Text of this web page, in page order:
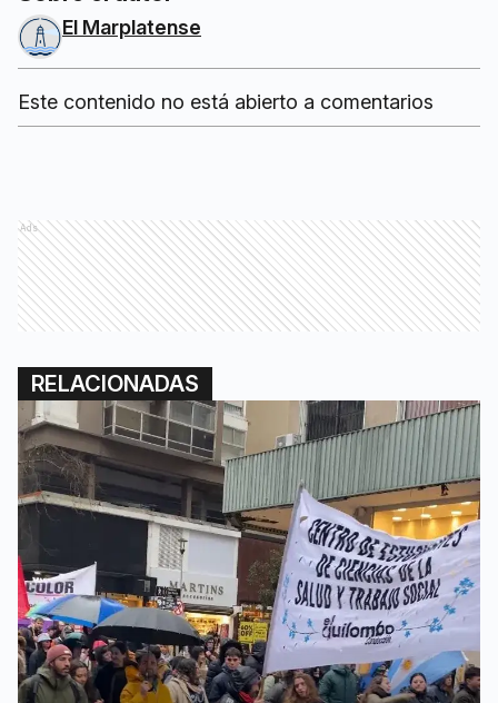
El Marplatense
Este contenido no está abierto a comentarios
Ads
RELACIONADAS